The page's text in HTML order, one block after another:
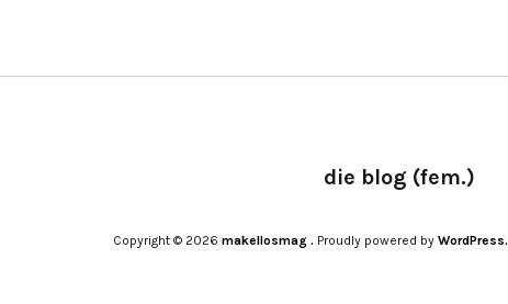
die blog (fem.)
Copyright © 2026 makellosmag . Proudly powered by WordPress.